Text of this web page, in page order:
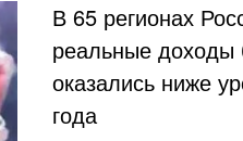
В 65 регионах
реальные доходы
оказались ниже
года